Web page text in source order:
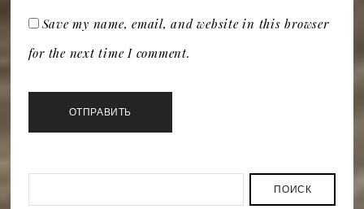
Save my name, email, and website in this browser
for the next time I comment.
ПОИСК